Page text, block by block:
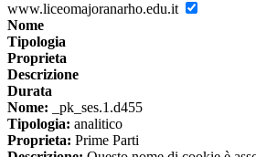
www.liceomajoranarho.edu.it
Nome
Tipologia
Proprieta
Descrizione
Durata
Nome: _pk_ses.1.d455
Tipologia: analitico
Proprieta: Prime Parti